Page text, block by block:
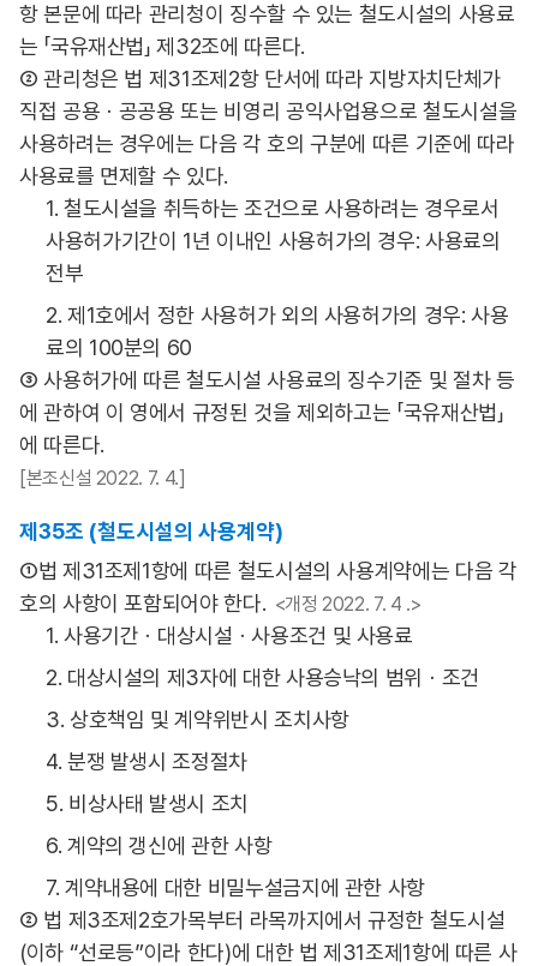
항 본문에 따라 관리청이 징수할 수 있는 철도시설의 사용료
는 「국유재산법」 제32조에 따른다.
② 관리청은 법 제31조제2항 단서에 따라 지방자치단체가
직접 공용ㆍ공공용 또는 비영리 공익사업용으로 철도시설을
사용하려는 경우에는 다음 각 호의 구분에 따른 기준에 따라
사용료를 면제할 수 있다.
1. 철도시설을 취득하는 조건으로 사용하려는 경우로서
사용허가기간이 1년 이내인 사용허가의 경우: 사용료의
전부
2. 제1호에서 정한 사용허가 외의 사용허가의 경우: 사용
료의 100분의 60
③ 사용허가에 따른 철도시설 사용료의 징수기준 및 절차 등
에 관하여 이 영에서 규정된 것을 제외하고는 「국유재산법」
에 따른다.
[본조신설 2022. 7. 4.]
제35조 (철도시설의 사용계약)
①법 제31조제1항에 따른 철도시설의 사용계약에는 다음 각
호의 사항이 포함되어야 한다. <개정 2022. 7. 4 .>
1. 사용기간ㆍ대상시설ㆍ사용조건 및 사용료
2. 대상시설의 제3자에 대한 사용승낙의 범위ㆍ조건
3. 상호책임 및 계약위반시 조치사항
4. 분쟁 발생시 조정절차
5. 비상사태 발생시 조치
6. 계약의 갱신에 관한 사항
7. 계약내용에 대한 비밀누설금지에 관한 사항
② 법 제3조제2호가목부터 라목까지에서 규정한 철도시설
(이하 “선로등”이라 한다)에 대한 법 제31조제1항에 따른 사